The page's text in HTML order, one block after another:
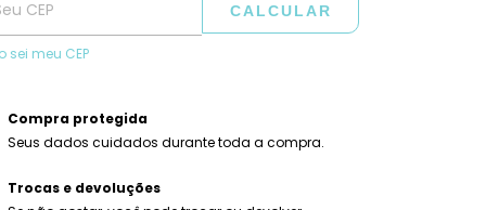
CALCULAR
sei meu CEP
Compra protegida
Seus dados cuidados durante toda a compra.
Trocas e devoluções